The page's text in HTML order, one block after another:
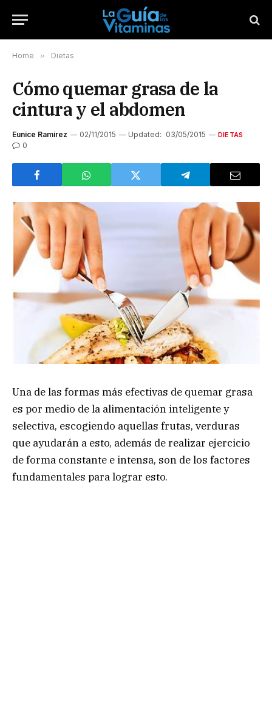
Home » Dietas
Cómo quemar grasa de la
cintura y el abdomen
Eunice Ramirez 02/11/2015 Updated: 03/05/2015 DIETAS
0
Una de las formas más efectivas de quemar grasa
es por medio de la alimentación inteligente y
selectiva, escogiendo aquellas frutas, verduras
que ayudarán a esto, además de realizar ejercicio
de forma constante e intensa, son de los factores
fundamentales para lograr esto.